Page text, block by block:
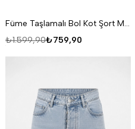
Füme Taşlamalı Bol Kot Şort MB 6-1
₺759,90
₺1.599,90